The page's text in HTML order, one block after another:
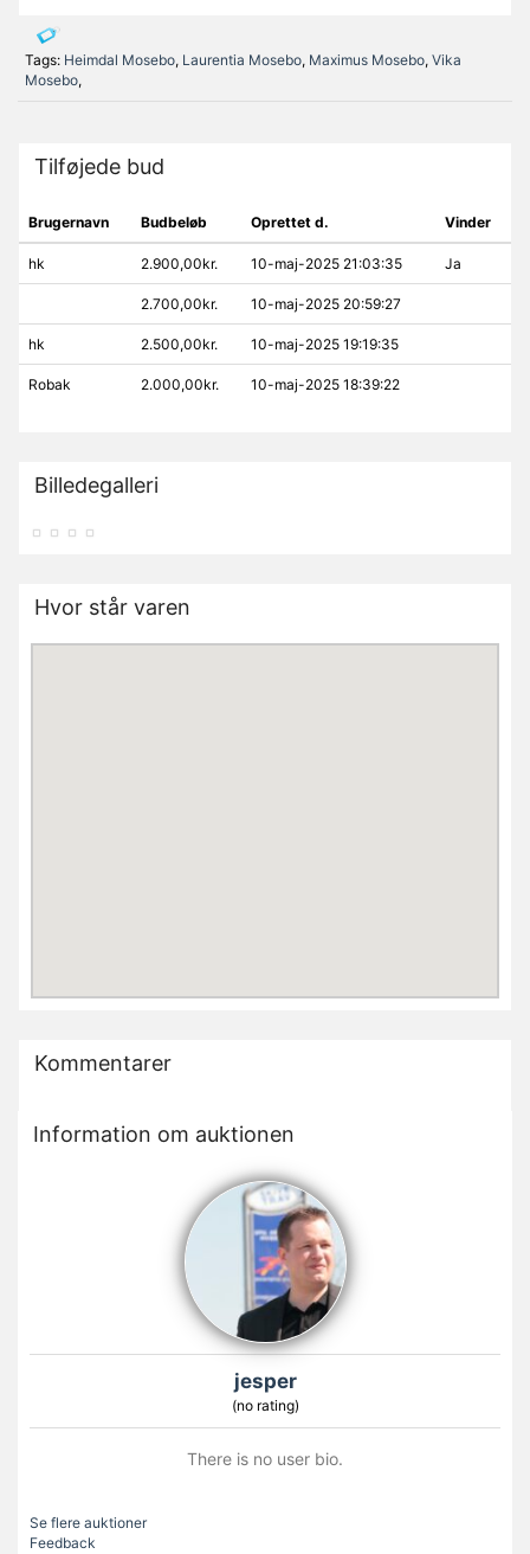
Tags: Heimdal Mosebo, Laurentia Mosebo, Maximus Mosebo, Vika
Mosebo,
Tilføjede bud
Brugernavn Budbeløb Oprettet d. Vinder
hk 2.900,00kr. 10-maj-2025 21:03:35 Ja
2.700,00kr. 10-maj-2025 20:59:27
hk 2.500,00kr. 10-maj-2025 19:19:35
Robak 2.000,00kr. 10-maj-2025 18:39:22
Billedegalleri
Hvor står varen
Kommentarer
Information om auktionen
jesper
(no rating)
There is no user bio.
Se flere auktioner
Feedback